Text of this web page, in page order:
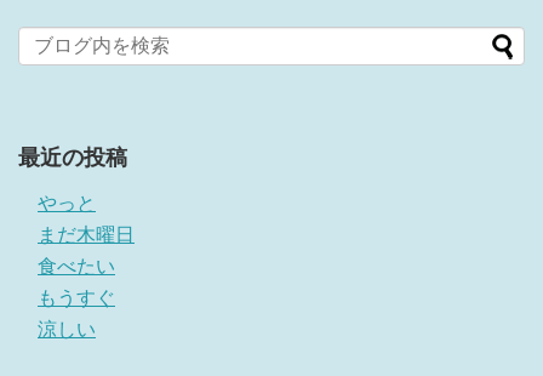
最近の投稿
やっと
まだ木曜日
食べたい
もうすぐ
涼しい